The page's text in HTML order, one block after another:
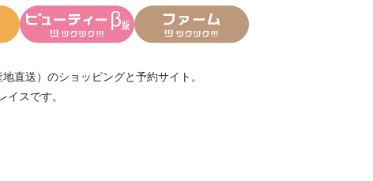
直送） のショッピングと予約サイト。
イスです。